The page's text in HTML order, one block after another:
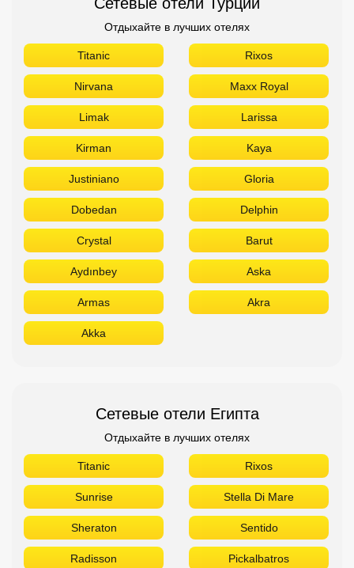
Отдыхайте в лучших отелях
Titanic Rixos
Nirvana Maxx Royal
Limak Larissa
Kirman Kaya
Justiniano Gloria
Dobedan Delphin
Crystal Barut
Aydınbey Aska
Armas Akra
Akka
Сетевые отели Египта
Отдыхайте в лучших отелях
Titanic Rixos
Sunrise Stella Di Mare
Sheraton Sentido
Radisson Pickalbatros